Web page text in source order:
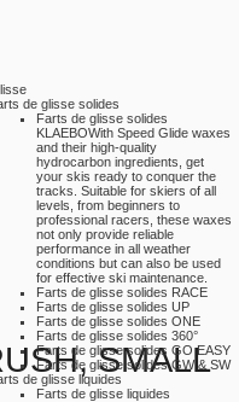
de glisse solides
Farts de glisse solides
KLAEBOWith Speed Glide waxes
and their high-quality
hydrocarbon ingredients, get
your skis ready to conquer the
tracks. Suitable for skiers of all
levels, from beginners to
professional racers, these waxes
not only provide reliable
performance in all weather
conditions but can also be used
for effective ski maintenance.
Farts de glisse solides RACE
Farts de glisse solides UP
Farts de glisse solides ONE
Farts de glisse solides 360°
Farts de glisse solides GO EASY
Farts de glisse solides GW & SW
de glisse liquides
Farts de glisse liquides
SMALL